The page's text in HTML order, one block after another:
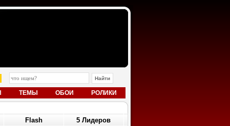
ТЕМЫ ОБОИ РОЛИКИ
Flash 5 Лидеров